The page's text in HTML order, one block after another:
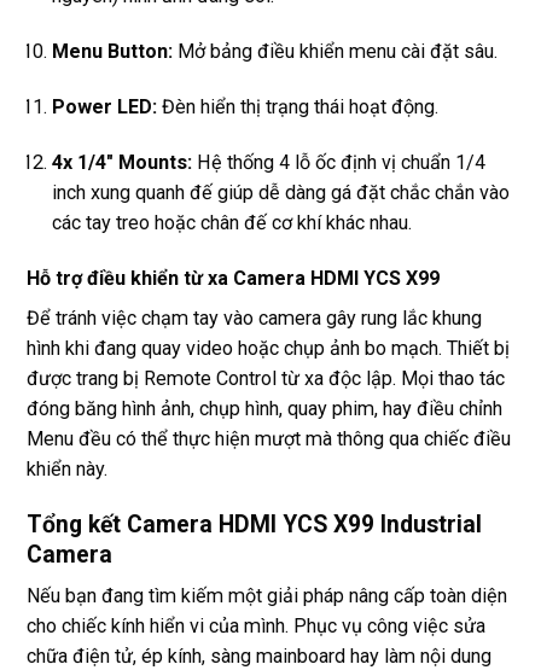
Menu Button: Mở bảng điều khiển menu cài đặt sâu.
Power LED: Đèn hiển thị trạng thái hoạt động.
4x 1/4″ Mounts: Hệ thống 4 lỗ ốc định vị chuẩn 1/4
inch xung quanh đế giúp dễ dàng gá đặt chắc chắn vào
các tay treo hoặc chân đế cơ khí khác nhau.
Hỗ trợ điều khiển từ xa Camera HDMI YCS X99
Để tránh việc chạm tay vào camera gây rung lắc khung
hình khi đang quay video hoặc chụp ảnh bo mạch. Thiết bị
được trang bị Remote Control từ xa độc lập. Mọi thao tác
đóng băng hình ảnh, chụp hình, quay phim, hay điều chỉnh
Menu đều có thể thực hiện mượt mà thông qua chiếc điều
khiển này.
Tổng kết Camera HDMI YCS X99 Industrial
Camera
Nếu bạn đang tìm kiếm một giải pháp nâng cấp toàn diện
cho chiếc kính hiển vi của mình. Phục vụ công việc sửa
chữa điện tử, ép kính, sàng mainboard hay làm nội dung